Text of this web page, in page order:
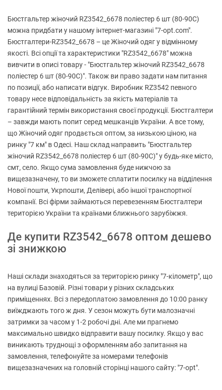
Бюстгальтер жіночий RZ3542_6678 поліестер 6 шт (80-90C)
можна придбати у нашому інтернет-магазині "7-opt.com".
Бюстгалтери-RZ3542_6678 – це Жіночий одяг у відмінному
якості. Всі опції та характеристики "RZ3542_6678" можна
вивчити в описі товару - "Бюстгальтер жіночий RZ3542_6678
поліестер 6 шт (80-90C)". Також ви право задати нам питання
по позиції, або написати відгук. Виробник RZ3542 певного
товару несе відповідальність за якість матеріалів та
гарантійний термін використання своєї продукції. Бюстгалтери
– завжди мають попит серед мешканців України. А все тому,
що Жіночий одяг продається оптом, за низькою ціною, на
ринку "7 км" в Одесі. Наш склад направить "Бюстгальтер
жіночий RZ3542_6678 поліестер 6 шт (80-90C)" у будь-яке місто,
смт, село. Якщо сума замовлення буде нижчою за
вищезазначену, то ви зможете сплатити посилку на відділення
Нової пошти, Укрпошти, Делівері, або іншої транспортної
компанії. Всі фірми займаються перевезенням Бюстгалтери
територією України та країнами ближнього зарубіжжя.
Де купити RZ3542_6678 оптом дешево
зі знижкою
Наші склади знаходяться за територією ринку "7-кілометр", що
на вулиці Базовій. Різні товари у різних складських
приміщеннях. Всі з передоплатою замовлення до 10:00 ранку
виїжджають того ж дня. У сезон можуть бути малозначні
затримки за часом у 1-2 робочі дні. Але ми прагнемо
максимально швидко відправити вашу посилку. Якщо у вас
виникають труднощі з оформленням або запитання на
замовлення, телефонуйте за номерами телефонів
вищезазначених на головній сторінці нашого сайту: "7-opt".